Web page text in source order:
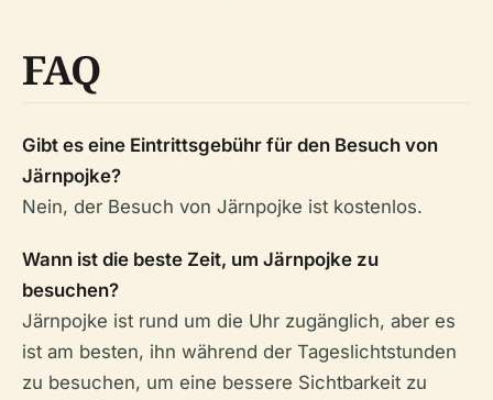
FAQ
Gibt es eine Eintrittsgebühr für den Besuch von
Järnpojke?
Nein, der Besuch von Järnpojke ist kostenlos.
Wann ist die beste Zeit, um Järnpojke zu
besuchen?
Järnpojke ist rund um die Uhr zugänglich, aber es
ist am besten, ihn während der Tageslichtstunden
zu besuchen, um eine bessere Sichtbarkeit zu